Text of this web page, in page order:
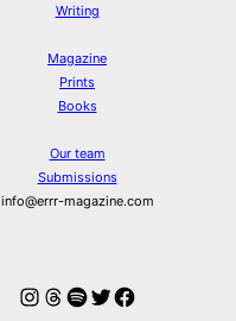
Writing
Magazine
Prints
Books
Our team
Submissions
info@errr-magazine.com
Instagram
Threads
Spotify
Twitter
Facebook